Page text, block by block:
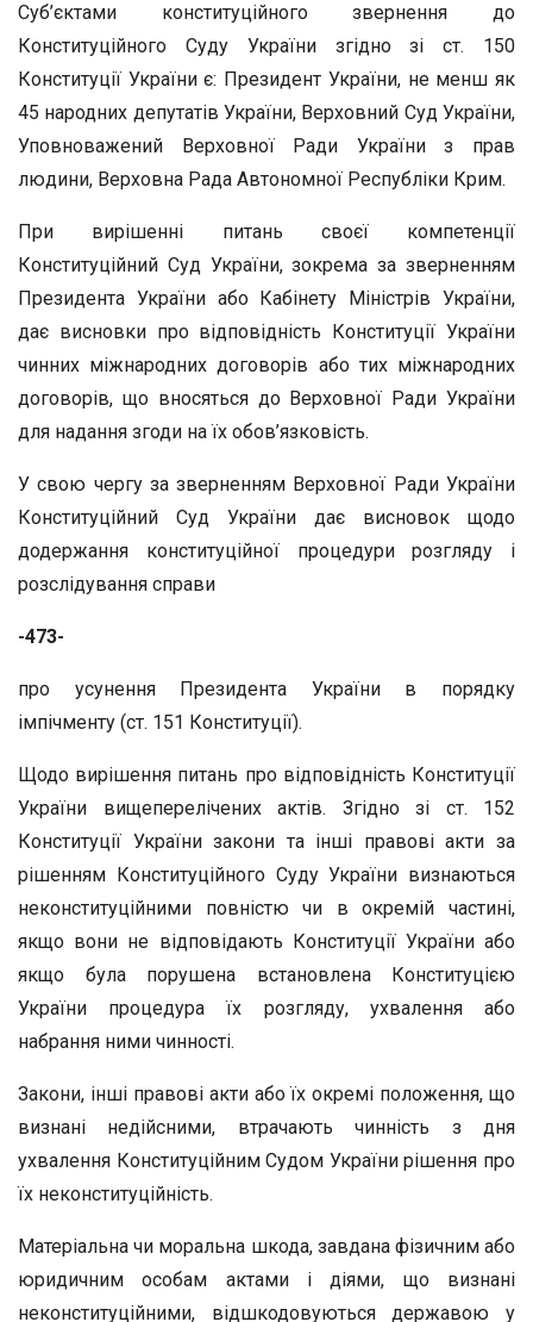
Суб’єктами конституційного звернення до
Конституційного Суду України згідно зі ст. 150
Конституції України є: Президент України, не менш як
45 народних депутатів України, Верховний Суд України,
Уповноважений Верховної Ради України з прав
людини, Верховна Рада Автономної Республіки Крим.
При вирішенні питань своєї компетенції
Конституційний Суд України, зокрема за зверненням
Президента України або Кабінету Міністрів України,
дає висновки про відповідність Конституції України
чинних міжнародних договорів або тих міжнародних
договорів, що вносяться до Верховної Ради України
для надання згоди на їх обов’язковість.
У свою чергу за зверненням Верховної Ради України
Конституційний Суд України дає висновок щодо
додержання конституційної процедури розгляду і
розслідування справи
-473-
про усунення Президента України в порядку
імпічменту (ст. 151 Конституції).
Щодо вирішення питань про відповідність Конституції
України вищеперелічених актів. Згідно зі ст. 152
Конституції України закони та інші правові акти за
рішенням Конституційного Суду України визнаються
неконституційними повністю чи в окремій частині,
якщо вони не відповідають Конституції України або
якщо була порушена встановлена Конституцією
України процедура їх розгляду, ухвалення або
набрання ними чинності.
Закони, інші правові акти або їх окремі положення, що
визнані недійсними, втрачають чинність з дня
ухвалення Конституційним Судом України рішення про
їх неконституційність.
Матеріальна чи моральна шкода, завдана фізичним або
юридичним особам актами і діями, що визнані
неконституційними, відшкодовуються державою у